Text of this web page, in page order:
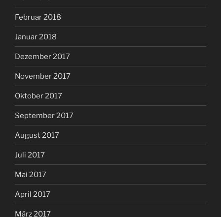
Februar 2018
Januar 2018
Dezember 2017
November 2017
Oktober 2017
September 2017
August 2017
Juli 2017
Mai 2017
April 2017
März 2017